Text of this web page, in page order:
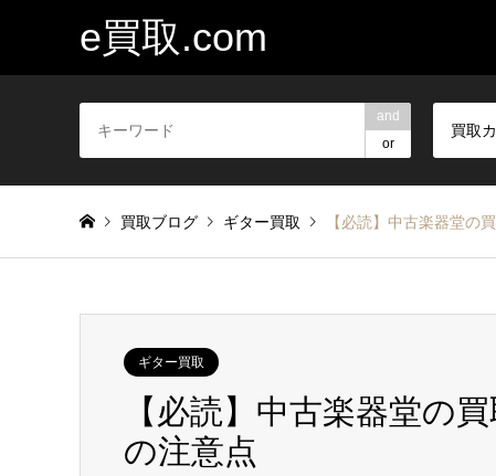
e買取.com
and
or
買取
買取ブログ ギター買取 【必読】中古楽器堂の
ギター買取
【必読】中古楽器堂の
の注意点